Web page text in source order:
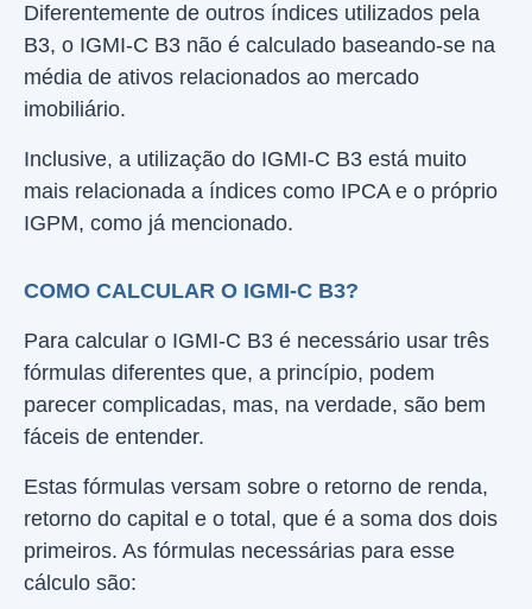
Diferentemente de outros índices utilizados pela
B3, o IGMI-C B3 não é calculado baseando-se na
média de ativos relacionados ao mercado
imobiliário.
Inclusive, a utilização do IGMI-C B3 está muito
mais relacionada a índices como IPCA e o próprio
IGPM, como já mencionado.
COMO CALCULAR O IGMI-C B3?
Para calcular o IGMI-C B3 é necessário usar três
fórmulas diferentes que, a princípio, podem
parecer complicadas, mas, na verdade, são bem
fáceis de entender.
Estas fórmulas versam sobre o retorno de renda,
retorno do capital e o total, que é a soma dos dois
primeiros. As fórmulas necessárias para esse
cálculo são: